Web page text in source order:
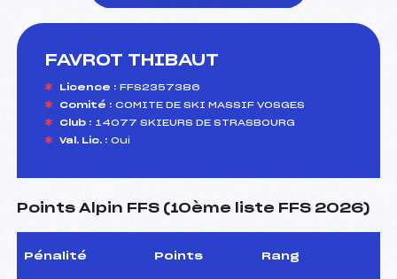
FAVROT THIBAUT
Licence : FFS2357386
Comité : COMITE DE SKI MASSIF VOSGES
Club : 14077 SKIEURS DE STRASBOURG
Val. Lic. : Oui
Points Alpin FFS (10ème liste FFS 2026)
Pénalité Points Rang